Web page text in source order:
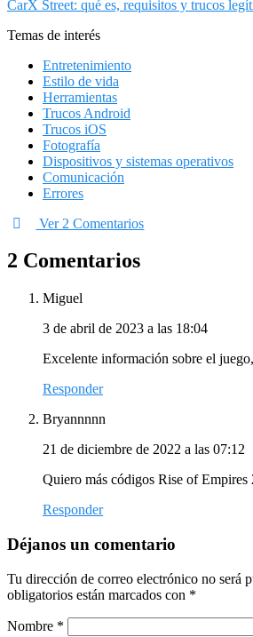
CarX Street: qué es, requisitos y trucos
Temas de interés
Entretenimiento
Estilo de vida
Herramientas
Trucos Android
Trucos iOS
Fotografía
Dispositivos y sistemas operativos
Comunicación
Errores
Ver 2 Comentarios
2 Comentarios
Miguel
3 de abril de 2023 a las 18:04
Excelente información sobre el
Responder
Bryannnnn
21 de diciembre de 2022 a las 07:12
Quiero más códigos Rise of Empires
Responder
Déjanos un comentario
Tu dirección de correo electrónico no será
obligatorios están marcados con *
Nombre *